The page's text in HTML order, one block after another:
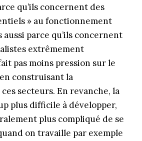
qu’ils concernent des
» au fonctionnement
aussi parce qu’ils concernent
extrêmement
pas moins pression sur le
construisant la
secteurs. En revanche, la
plus difficile à développer,
plus compliqué de se
on travaille par exemple